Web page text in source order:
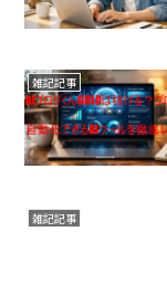
雑記記事
雑記記事